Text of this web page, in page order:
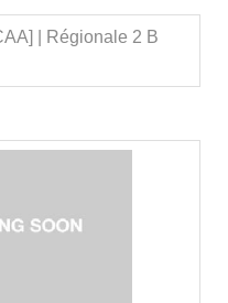
| Régionale 2 B